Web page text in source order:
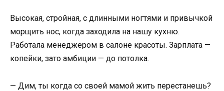
Высокая, стройная, с длинными ногтями и привычкой
морщить нос, когда заходила на нашу кухню.
Работала менеджером в салоне красоты. Зарплата —
копейки, зато амбиции — до потолка.
— Дим, ты когда со своей мамой жить перестанешь?